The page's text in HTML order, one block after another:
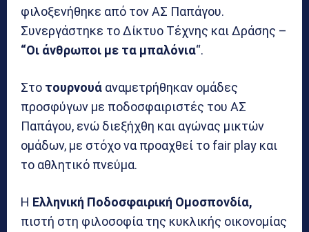
φιλοξενήθηκε από τον ΑΣ Παπάγου.
Συνεργάστηκε το Δίκτυο Τέχνης και Δράσης –
“Οι άνθρωποι με τα μπαλόνια“.
Στο τουρνουά αναμετρήθηκαν ομάδες
προσφύγων με ποδοσφαιριστές του ΑΣ
Παπάγου, ενώ διεξήχθη και αγώνας μικτών
ομάδων, με στόχο να προαχθεί το fair play και
το αθλητικό πνεύμα.
Η Ελληνική Ποδοσφαιρική Ομοσπονδία,
πιστή στη φιλοσοφία της κυκλικής οικονομίας